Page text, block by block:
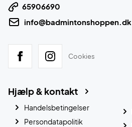
65906690
info@badmintonshoppen.dk
Cookies
Hjælp & kontakt
Handelsbetingelser
Persondatapolitik